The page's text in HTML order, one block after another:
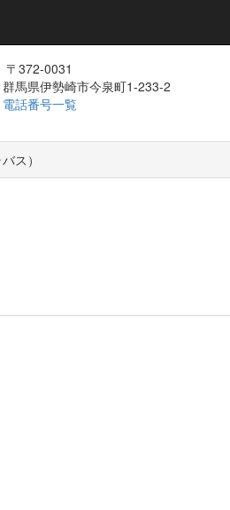
〒372-0031
群馬県伊勢崎市今泉町1-233-2
電話番号一覧
ス）